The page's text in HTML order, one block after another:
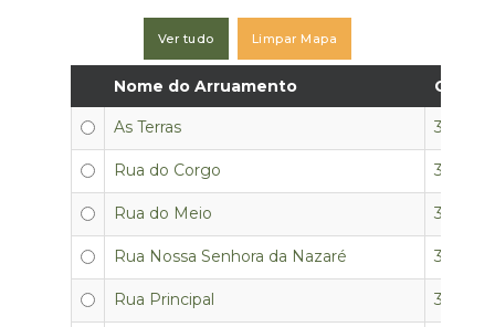
Ver tudo Limpar Mapa
Nome do Arruamento
As Terras 3350-
Rua do Corgo 3350-
Rua do Meio 3350-
Rua Nossa Senhora da Nazaré 3350-
Rua Principal 3350-